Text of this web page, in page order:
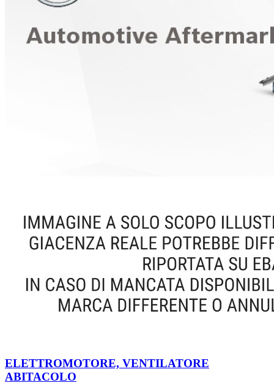
ELETTROMOTORE, VENTILATORE
ABITACOLO